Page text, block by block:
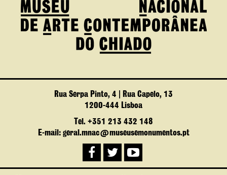
Rua Serpa Pinto, 4 | Rua Capelo, 13
1200-444 Lisboa
Tel. +351 213 432 148
E-mail: geral.mnac@museusemonumentos.pt